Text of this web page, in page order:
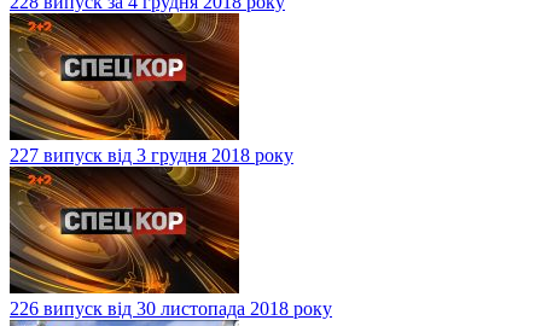
227 випуск від 3 грудня 2018 року
226 випуск від 30 листопада 2018 року